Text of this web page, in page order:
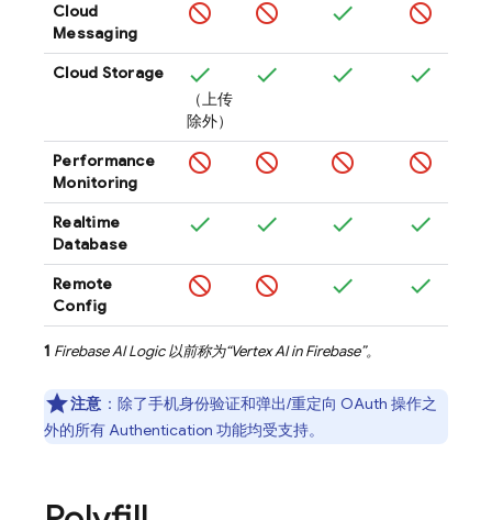
Cloud
Messaging
Cloud Storage
（上传
除外）
Performance
Monitoring
Realtime
Database
Remote
Config
1 Firebase AI Logic以前称为“Vertex AI in Firebase”。
注意 ：除了手机身份验证和弹出/重定向 OAuth 操作之
外的所有Authentication 功能均受支持。